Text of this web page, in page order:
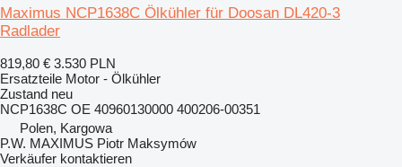
Maximus NCP1638C Ölkühler für Doosan DL420-3
Radlader
819,80 € 3.530 PLN
Ersatzteile Motor - Ölkühler
Zustand neu
NCP1638C OE 40960130000 400206-00351
Polen, Kargowa
P.W. MAXIMUS Piotr Maksymów
Verkäufer kontaktieren